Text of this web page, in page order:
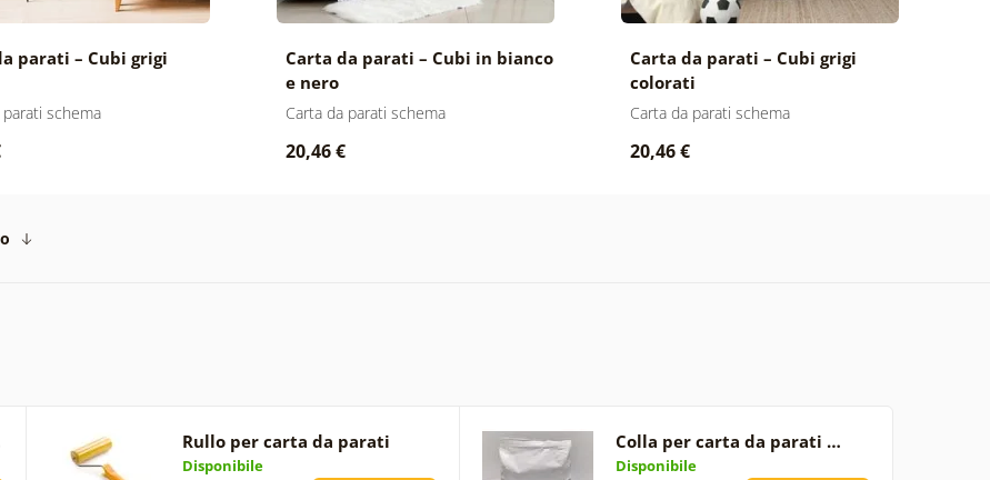
parati – Cubi grigi
parati schema
Carta da parati – Cubi in bianco
e nero
Carta da parati schema
20,46 €
Carta da parati – Cubi grigi
colorati
Carta da parati schema
20,46 €
Rullo per carta da parati
Disponibile
Colla per carta da parati …
Disponibile